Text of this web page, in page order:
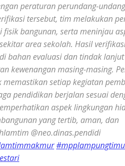
peraturan perundang-
tersebut, tim melakukan
bangunan, serta meninjau
area sekolah. Hasil
bahan evaluasi dan tindak
kewenangan masing-masing.
setiap kegiatan
pendidikan berjalan sesuai
aspek lingkungan
yang tertib, aman, dan
@neo.dinas.pendidi